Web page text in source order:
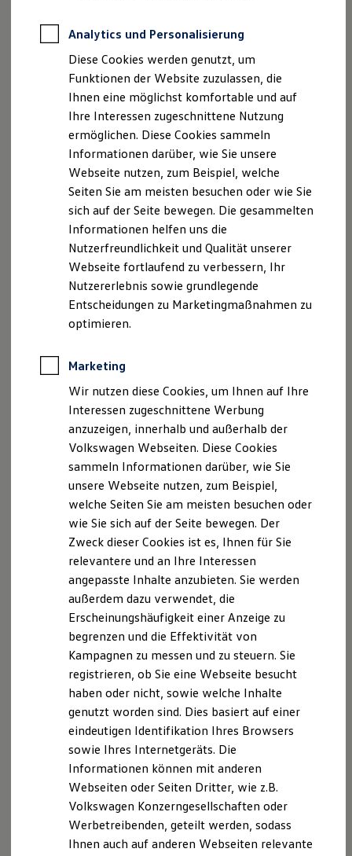
Aktionen & Angebote
Für Privatkunden
Für Gewerbekunden
Profi Paket
TopDeal
Gebrauchtwagen
ProfiPartner für Gebrauchtwagen
Zertifizierte Gebrauchtwagen
Finanzierung
Für Privatkunden
Für Gewerbekunden
Leasing
Für Privatkunden
Für Gewerbekunden
Versicherungen & Garantien
Garantien
Kfz-Versicherung für Nutzfahrzeuge
Restschuldversicherung
Wartungsverträge
Besitzer & Service
Reparatur & Service
Reparatur, Pflege & Inspektion
Servicetermin anfragen
Service-Vorteile bei Volkswagen Nutzfahrzeuge
Economy Service
Räder & Reifen Service
Ersatzfahrzeuge
Notdienst und Pannenhilfe
Software, Konnektivität & Apps
California App
VW Connect für Ihren ID. Buzz
VW Connect für Ihren Amarok
VW Connect für andere Modelle
Connect Pro
Multistop Pathfinder
Übersicht Software Updates
Hilfreiches für Besitzer
Digitales Bordbuch
Fahrerassistenz- und Sicherheitssysteme
Kontrollleuchten
Kurzfahrprofile und Ölverdünnung
Batterieverordnung
XTL-Dieselkraftstoff
Ersatzteile und Betriebsflüssigkeiten
Original Zubehör und Lifestyle Produkte
myVolkswagen
myVolkswagen Business
Elektrisch & Autonom
Elektro - & Hybridfahrzeuge
Klimafreundlicher Strom
Reichweite & Ladelösungen
Reichweitensimulator
Analytics und Personalisierung
Diese Cookies werden genutzt, um
Funktionen der Website zuzulassen, die
Ihnen eine möglichst komfortable und auf
Ihre Interessen zugeschnittene Nutzung
ermöglichen. Diese Cookies sammeln
Informationen darüber, wie Sie unsere
Webseite nutzen, zum Beispiel, welche
Seiten Sie am meisten besuchen oder wie Sie
sich auf der Seite bewegen. Die gesammelten
Informationen helfen uns die
Nutzerfreundlichkeit und Qualität unserer
Webseite fortlaufend zu verbessern, Ihr
Nutzererlebnis sowie grundlegende
Entscheidungen zu Marketingmaßnahmen zu
optimieren.
Marketing
Wir nutzen diese Cookies, um Ihnen auf Ihre
Interessen zugeschnittene Werbung
anzuzeigen, innerhalb und außerhalb der
Volkswagen Webseiten. Diese Cookies
sammeln Informationen darüber, wie Sie
unsere Webseite nutzen, zum Beispiel,
welche Seiten Sie am meisten besuchen oder
wie Sie sich auf der Seite bewegen. Der
Zweck dieser Cookies ist es, Ihnen für Sie
relevantere und an Ihre Interessen
angepasste Inhalte anzubieten. Sie werden
außerdem dazu verwendet, die
Erscheinungshäufigkeit einer Anzeige zu
begrenzen und die Effektivität von
Kampagnen zu messen und zu steuern. Sie
registrieren, ob Sie eine Webseite besucht
haben oder nicht, sowie welche Inhalte
genutzt worden sind. Dies basiert auf einer
eindeutigen Identifikation Ihres Browsers
sowie Ihres Internetgeräts. Die
Informationen können mit anderen
Webseiten oder Seiten Dritter, wie z.B.
Volkswagen Konzerngesellschaften oder
Werbetreibenden, geteilt werden, sodass
Ihnen auch auf anderen Webseiten relevante